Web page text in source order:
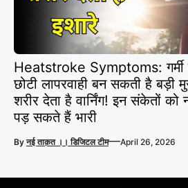
Heatstroke Symptoms:
छोटी लापरवाही बन सकती है
शरीर देता है वार्निंग! इन संकेतों
पड़ सकते हैं भारी
Byनई ताक़त ।। डिजिटल टीम—April 26, 2026